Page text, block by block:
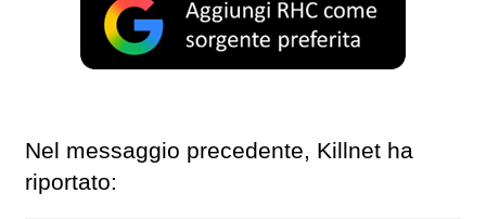
Nel messaggio precedente, Killnet ha
riportato: